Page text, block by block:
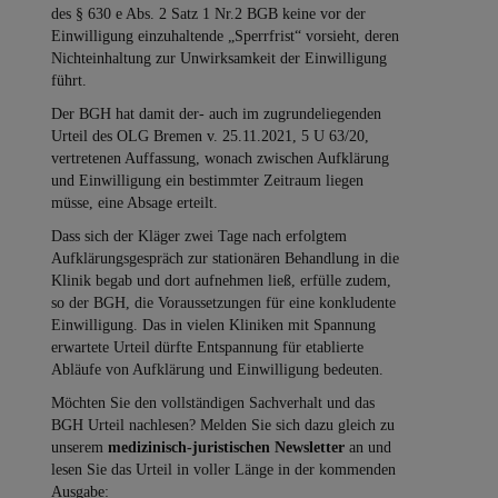
des § 630 e Abs. 2 Satz 1 Nr.2 BGB keine vor der
Einwilligung einzuhaltende „Sperrfrist“ vorsieht, deren
Nichteinhaltung zur Unwirksamkeit der Einwilligung
führt.
Der BGH hat damit der- auch im zugrundeliegenden
Urteil des OLG Bremen v. 25.11.2021, 5 U 63/20,
vertretenen Auffassung, wonach zwischen Aufklärung
und Einwilligung ein bestimmter Zeitraum liegen
müsse, eine Absage erteilt.
Dass sich der Kläger zwei Tage nach erfolgtem
Aufklärungsgespräch zur stationären Behandlung in die
Klinik begab und dort aufnehmen ließ, erfülle zudem,
so der BGH, die Voraussetzungen für eine konkludente
Einwilligung. Das in vielen Kliniken mit Spannung
erwartete Urteil dürfte Entspannung für etablierte
Abläufe von Aufklärung und Einwilligung bedeuten.
Möchten Sie den vollständigen Sachverhalt und das
BGH Urteil nachlesen? Melden Sie sich dazu gleich zu
unserem medizinisch-juristischen Newsletteran und
lesen Sie das Urteil in voller Länge in der kommenden
Ausgabe: